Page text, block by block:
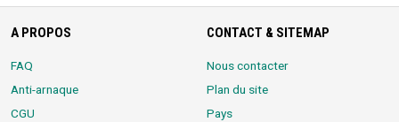
A PROPOS
FAQ
Anti-arnaque
CGU
CONTACT & SITEMAP
Nous contacter
Plan du site
Pays